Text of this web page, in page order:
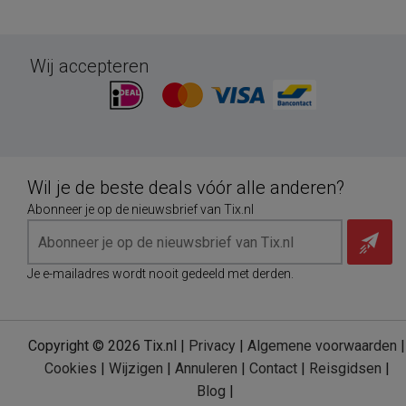
Wij accepteren
Wil je de beste deals vóór alle anderen?
Abonneer je op de nieuwsbrief van Tix.nl
Je e-mailadres wordt nooit gedeeld met derden.
Copyright © 2026 Tix.nl | Privacy | Algemene voorwaarden |
Cookies | Wijzigen | Annuleren | Contact| Reisgidsen |
Blog |